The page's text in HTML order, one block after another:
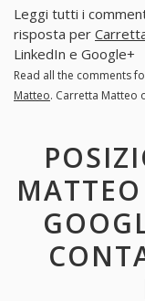
Leggi tutti i
risposta per
LinkedIn e Google+
Read all the comments
Matteo. Carretta Matteo